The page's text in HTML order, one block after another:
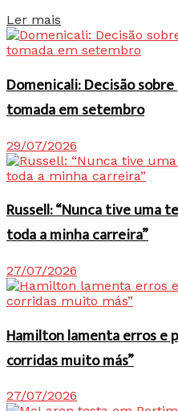
Ler mais
Domenicali: Decisão
tomada em setembro
29/07/2026
Russell: “Nunca tive uma
toda a minha carreira”
27/07/2026
Hamilton lamenta erros e
corridas muito más”
27/07/2026